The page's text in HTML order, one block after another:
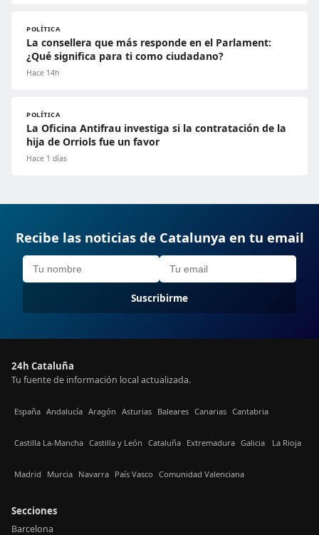
POLÍTICA
La consellera que más responde en el Parlament:
¿Qué significa para ti como ciudadano?
Hace 14h
POLÍTICA
La Oficina Antifrau investiga si la contratación de la
hija de Orriols fue un favor
Hace 1 días
Recibe las noticias de Catalunya en tu email
Suscribirme
24h Cataluña
Tu fuente de información local actualizada.
España Andalucía Aragón Asturias Baleares Canarias Cantabria
Castilla La-Mancha Castilla y León Cataluña Extremadura Galicia La Rioja
Madrid Murcia Navarra País Vasco Comunidad Valenciana
Secciones
Barcelona